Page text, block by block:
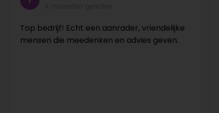
Top bedrijf! Echt een aanrader, vriendelijke
mensen die meedenken en advies geven.